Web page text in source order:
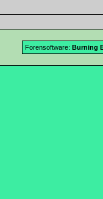
Forensoftware: Burning